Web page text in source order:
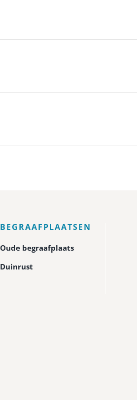
BEGRAAFPLAATSEN
Oude begraafplaats
Duinrust